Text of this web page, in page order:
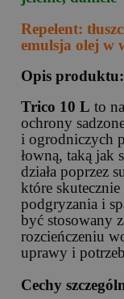
Repelent:
emulsja olej w
Opis produktu:
Trico 10 L to
ochrony
i ogrodniczych
łowną, taką jak
działa poprzez
które skutecznie
podgryzania i
być stosowany
rozcieńczeniu
uprawy i
Cechy